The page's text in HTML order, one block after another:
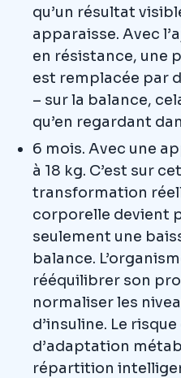
qu’un résultat
apparaisse. Avec
en résistance, une
est remplacée par
– sur la balance,
qu’en regardant
6 mois. Avec une
à 18 kg. C’est sur
transformation
corporelle devient
seulement une
balance.
rééquilibrer son
normaliser les
d’insuline. Le
d’adaptation
répartition